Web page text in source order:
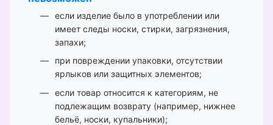
если изделие было в употреблении или
имеет следы носки, стирки, загрязнения,
запахи;
при повреждении упаковки, отсутствии
ярлыков или защитных элементов;
если товар относится к категориям, не
подлежащим возврату (например, нижнее
бельё, носки, купальники);